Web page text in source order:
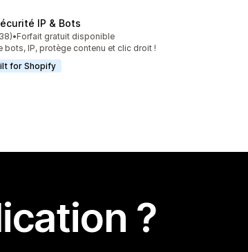
IP & Bots
sur 5
au total
•Forfait gratuit disponible
bots, IP, protège contenu et clic droit !
for Shopify
?